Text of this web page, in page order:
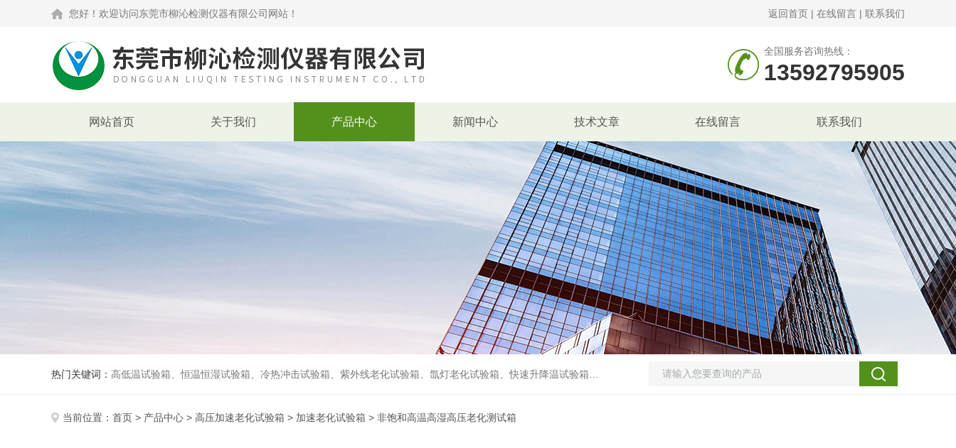
您好！欢迎访问东莞市柳沁检测仪器有限公司网站！ 返回首页 | 在线留言 | 联系我们
全国服务咨询热线：
13592795905
网站首页 关于我们 产品中心 新闻中心 技术文章 在线留言 联系我们
热门关键词： 高低温试验箱、恒温恒湿试验箱、冷热冲击试验箱、紫外线老化试验箱、氙灯老化试验箱、快速升降温试验箱、淋雨试验箱、砂尘试验箱、步入式恒温恒湿试验室、高温老化房、真空及无尘干燥试验箱、盐水喷雾试验箱、跌落试验机、电磁振动台等各类环境仪器和力学试验设备。
当前位置： 首页 > 产品中心 > 高压加速老化试验箱 > 加速老化试验箱 > 非饱和高温高湿高压老化测试箱